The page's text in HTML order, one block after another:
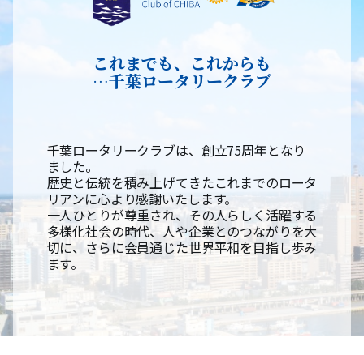
これまでも、これからも
…千葉ロータリークラブ
千葉ロータリークラブは、創立75周年となり
ました。
歴史と伝統を積み上げてきたこれまでのロータ
リアンに心より感謝いたします。
一人ひとりが尊重され、その人らしく活躍する
多様化社会の時代、人や企業とのつながりを大
切に、さらに会員通じた世界平和を目指し歩み
ます。